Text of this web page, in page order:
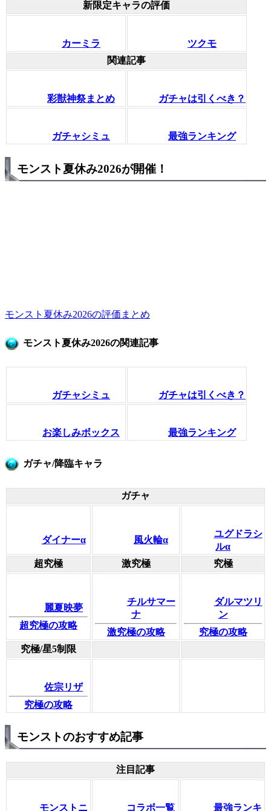
新限定キャラの評価
カーミラ
ツクモ
関連記事
彩獣神祭まとめ ガチャは引くべき？
ガチャシミュ 最強ランキング
モンスト夏休み2026が開催！
モンスト夏休み2026の評価まとめ
モンスト夏休み2026の関連記事
ガチャシミュ ガチャは引くべき？
お楽しみボックス 最強ランキング
ガチャ/降臨キャラ
ガチャ
ダイナーα 風火輪α
ユグドラシ
ルα
超究極
激究極 究極
麗夏映夢
超究極の攻略
チルサマー
ナ
激究極の攻略
ダルマツリ
ン
究極の攻略
究極/星5制限
佐宗リザ
究極の攻略
モンストのおすすめ記事
注目記事
モンストニ コラボ一覧 最強ランキ